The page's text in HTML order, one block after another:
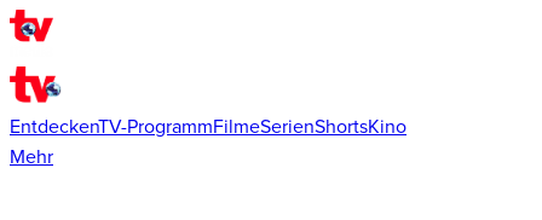
EntdeckenTV-ProgrammFilmeSerienShortsKino
Mehr